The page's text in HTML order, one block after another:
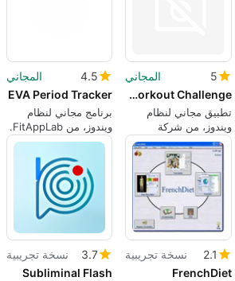
5
المجاني
Seven - 7 Minute Workout Challenge
تطبيق مجاني لنظام
ويندوز، من شركة
بيريجي.
4.5
المجاني
EVA Period Tracker
برنامج مجاني لنظام
ويندوز، من FitAppLab.
2.1
نسخة تجريبية
FrenchDiet
3.7
نسخة تجريبية
Subliminal Flash